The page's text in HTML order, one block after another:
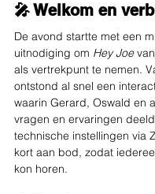
🎤 Welkom en
De avond startte met een
uitnodiging om Hey Joe
als vertrekpunt te nemen.
ontstond al snel een
waarin Gerard, Oswald en
vragen en ervaringen
technische instellingen via
kort aan bod, zodat
kon horen.